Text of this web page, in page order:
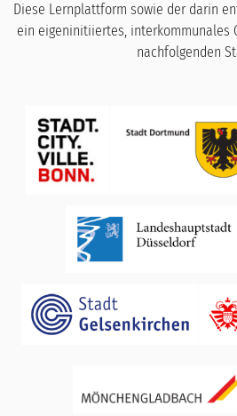
Diese Lernplattform sowie der darin
ein eigeninitiiertes, interkommunales
nachfolgenden